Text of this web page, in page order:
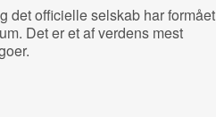
det officielle selskab har formået
Det er et af verdens mest